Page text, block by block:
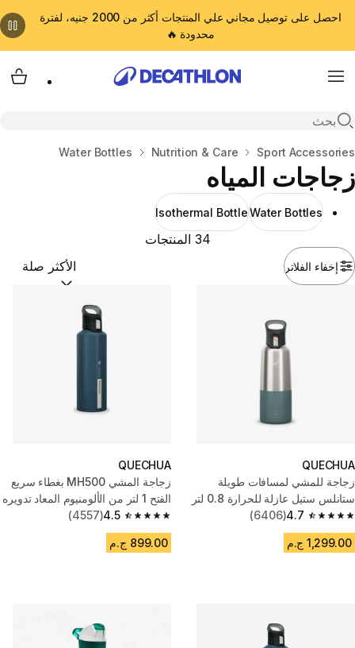
احصل على توصيل مجاني علي المنتجات أكثر من 2000 جنيه، لفترة
محدودة 🔥
Menu
Open search
المنزل
Sport Accessories
Nutrition & Care
Water Bottles
زجاجات المياه
Water Bottles
Isothermal Bottle
إخفاء الفلاتر
34 المنتجات
ترتيب حسب:
QUECHUA
زجاجة للمشي لمسافات طويلة
ستانلس ستيل عازلة للحرارة 0.8 لتر
بغطاء سريع الفتح
4.7
4.7 out of 5 stars from 6406 reviews
(6406)
1,299.00 ج.م
QUECHUA
زجاجة المشي MH500 بغطاء سريع
الفتح 1 لتر من الألومنيوم المعاد تدويره
- أزرق
4.5
4.5 out of 5 stars from 4557 reviews
(4557)
899.00 ج.م